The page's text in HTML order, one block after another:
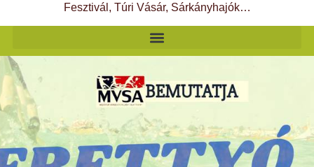
Fesztivál, Túri Vásár, Sárkányhajók…